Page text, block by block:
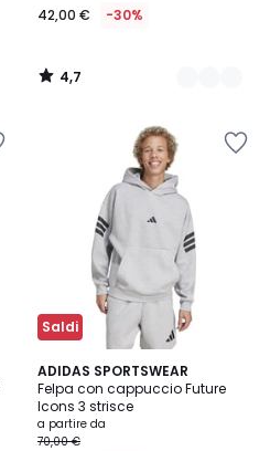
42,00 € -30%
4,7
/
Saldi
ADIDAS SPORTSWEAR
Felpa con cappuccio Future
Icons 3 strisce
a partire da
70,00 €
4,9
/ 5